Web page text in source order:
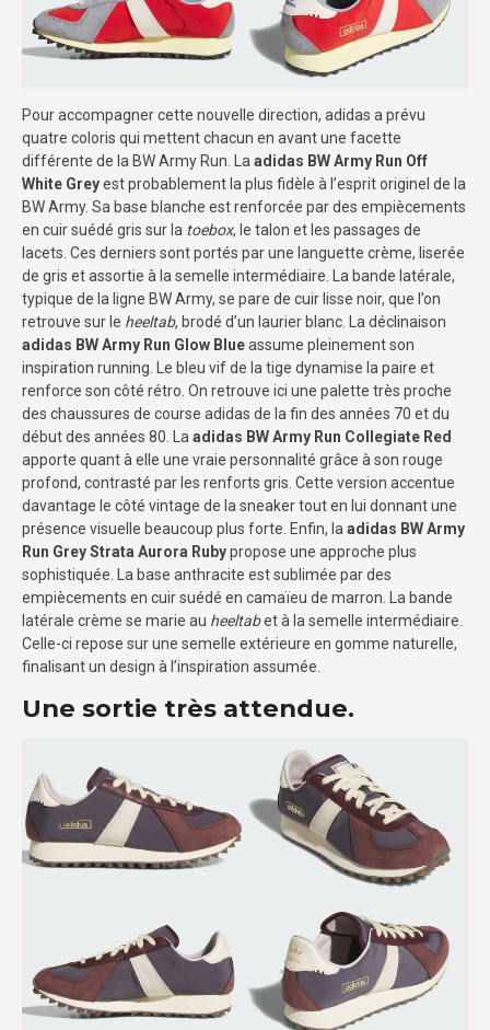
Pour accompagner cette nouvelle direction, adidas a prévu
quatre coloris qui mettent chacun en avant une facette
différente de la BW Army Run. Laadidas BW Army Run Off
White Greyest probablement la plus fidèle à l’esprit originel de la
BW Army. Sa base blanche est renforcée par des empiècements
en cuir suédé gris sur la toebox, le talon et les passages de
lacets. Ces derniers sont portés par une languette crème, liserée
de gris et assortie à la semelle intermédiaire. La bande latérale,
typique de la ligne BW Army, se pare de cuir lisse noir, que l’on
retrouve sur le heeltab, brodé d’un laurier blanc. La déclinaison
adidas BW Army Run Glow Blueassume pleinement son
inspiration running. Le bleu vif de la tige dynamise la paire et
renforce son côté rétro. On retrouve ici une palette très proche
des chaussures de course adidas de la fin des années 70 et du
début des années 80. Laadidas BW Army Run Collegiate Red
apporte quant à elle une vraie personnalité grâce à son rouge
profond, contrasté par les renforts gris. Cette version accentue
davantage le côté vintage de la sneaker tout en lui donnant une
présence visuelle beaucoup plus forte. Enfin, laadidas BW Army
Run Grey Strata Aurora Rubypropose une approche plus
sophistiquée. La base anthracite est sublimée par des
empiècements en cuir suédé en camaïeu de marron. La bande
latérale crème se marie au heeltabet à la semelle intermédiaire.
Celle-ci repose sur une semelle extérieure en gomme naturelle,
finalisant un design à l’inspiration assumée.
Une sortie très attendue.